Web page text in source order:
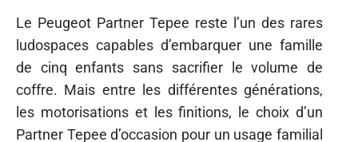
Le Peugeot Partner Tepee reste l’un des rares
ludospaces capables d’embarquer une famille
de cinq enfants sans sacrifier le volume de
coffre. Mais entre les différentes générations,
les motorisations et les finitions, le choix d’un
Partner Tepee d’occasion pour un usage familial